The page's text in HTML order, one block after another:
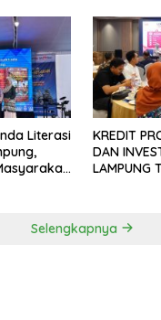
Literasi
KREDIT
DAN
LAMPUNG
Selengkapnya